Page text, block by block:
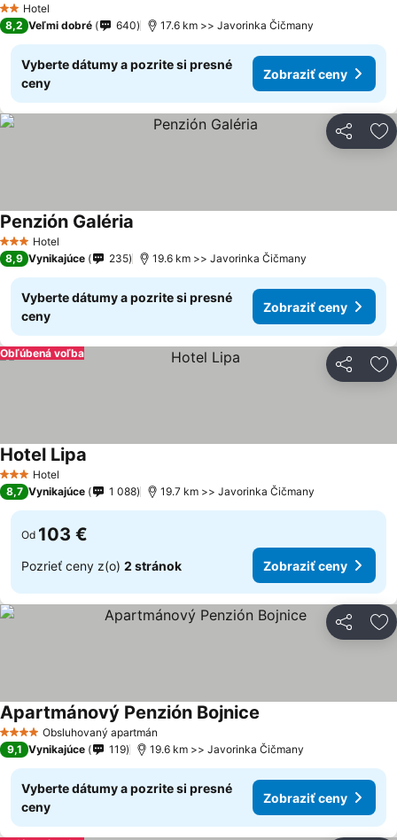
2 Počet hviezdičiek
Hotel
8,2 Veľmi dobré 640 17.6 km >> Javorinka Čičmany
Vyberte dátumy a pozrite si presné
ceny
Zobraziť ceny
Zdieľať
3 Počet hviezdičiek
Hotel
Penzión Galéria
8,9 Vynikajúce 235 19.6 km >> Javorinka Čičmany
Vyberte dátumy a pozrite si presné
ceny
Zobraziť ceny
Zdieľať
Obľúbená voľba
3 Počet hviezdičiek
Hotel
Hotel Lipa
8,7 Vynikajúce 1 088 19.7 km >> Javorinka Čičmany
Od 103 €
Pozrieť ceny z(o) 2 stránok Zobraziť ceny
Zdieľať
4 Počet hviezdičiek
Obsluhovaný apartmán
Apartmánový Penzión Bojnice
9,1 Vynikajúce 119 19.6 km >> Javorinka Čičmany
Vyberte dátumy a pozrite si presné
ceny
Zobraziť ceny